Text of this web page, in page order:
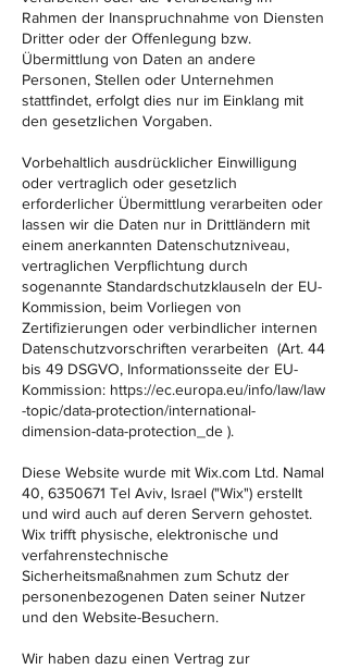
Rahmen der Inanspruchnahme von Diensten
Dritter oder der Offenlegung bzw.
Übermittlung von Daten an andere
Personen, Stellen oder Unternehmen
stattfindet, erfolgt dies nur im Einklang mit
den gesetzlichen Vorgaben.
Vorbehaltlich ausdrücklicher Einwilligung
oder vertraglich oder gesetzlich
erforderlicher Übermittlung verarbeiten oder
lassen wir die Daten nur in Drittländern mit
einem anerkannten Datenschutzniveau,
vertraglichen Verpflichtung durch
sogenannte Standardschutzklauseln der EU-
Kommission, beim Vorliegen von
Zertifizierungen oder verbindlicher internen
Datenschutzvorschriften verarbeiten (Art. 44
bis 49 DSGVO, Informationsseite der EU-
Kommission: https://ec.europa.eu/info/law/law
-topic/data-protection/international-
dimension-data-protection_de ).
Diese Website wurde mit Wix.com Ltd. Namal
40, 6350671 Tel Aviv, Israel ("Wix") erstellt
und wird auch auf deren Servern gehostet.
Wix trifft physische, elektronische und
verfahrenstechnische
Sicherheitsmaßnahmen zum Schutz der
personenbezogenen Daten seiner Nutzer
und den Website-Besuchern.
Wir haben dazu einen Vertrag zur